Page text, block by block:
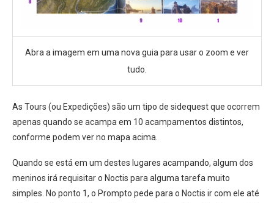
Abra a imagem em uma nova guia para usar o zoom e ver
tudo.
As Tours (ou Expedições) são um tipo de sidequest que ocorrem
apenas quando se acampa em 10 acampamentos distintos,
conforme podem ver no mapa acima.
Quando se está em um destes lugares acampando, algum dos
meninos irá requisitar o Noctis para alguma tarefa muito
simples. No ponto 1, o Prompto pede para o Noctis ir com ele até